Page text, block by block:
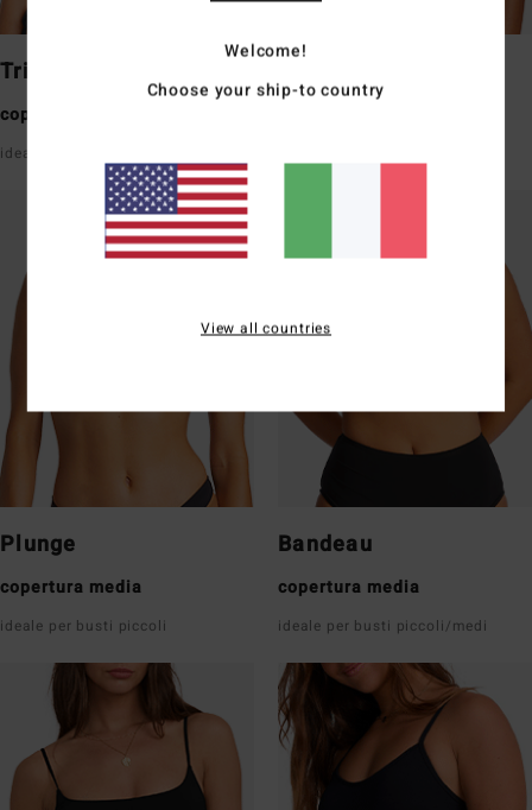
Triangle
copertura media
ideale per busti piccoli/medi
Plunge
copertura media
ideale per busti piccoli
Bandeau
copertura media
ideale per busti piccoli/medi
Welcome!
Choose your ship-to country
View all countries